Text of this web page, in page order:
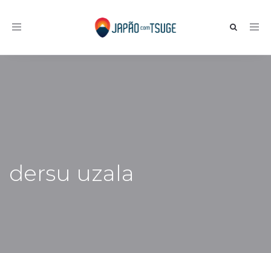
Toggle navigation
dersu uzala